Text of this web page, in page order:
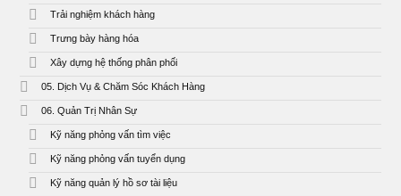
Trải nghiệm khách hàng
Trưng bày hàng hóa
Xây dựng hệ thống phân phối
05. Dịch Vụ & Chăm Sóc Khách Hàng
06. Quản Trị Nhân Sự
Kỹ năng phỏng vấn tìm việc
Kỹ năng phỏng vấn tuyển dụng
Kỹ năng quản lý hồ sơ tài liệu